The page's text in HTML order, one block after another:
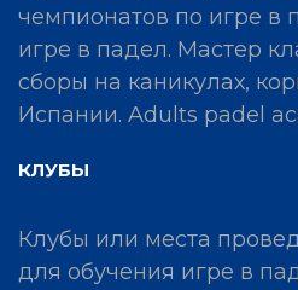
чемпионатов по игре в
игре в падел. Мастер
сборы на каникулах,
Испании. Adults padel
КЛУБЫ
Клубы или места
для обучения игре в